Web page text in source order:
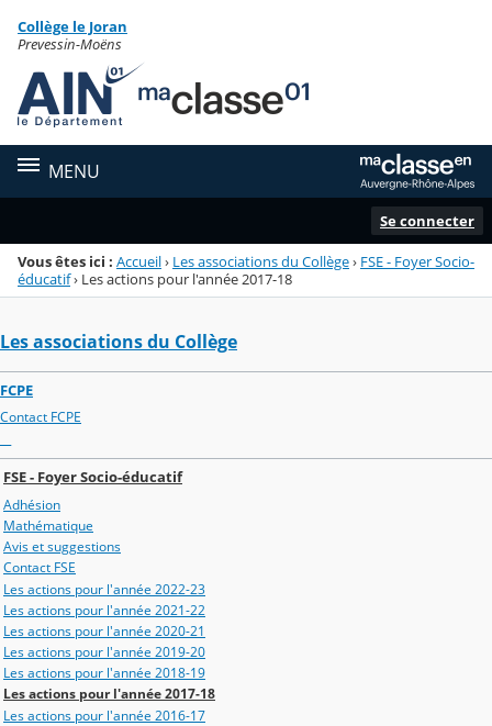
Menu de la rubrique
Contenu
Collège le Joran
Prevessin-Moëns
MENU
Se connecter
Vous êtes ici : Accueil› Les associations du Collège› FSE - Foyer Socio-
éducatif› Les actions pour l'année 2017-18
Les associations du Collège
FCPE
Contact FCPE
FSE - Foyer Socio-éducatif
Adhésion
Mathématique
Avis et suggestions
Contact FSE
Les actions pour l'année 2022-23
Les actions pour l'année 2021-22
Les actions pour l'année 2020-21
Les actions pour l'année 2019-20
Les actions pour l'année 2018-19
Les actions pour l'année 2017-18
Les actions pour l'année 2016-17